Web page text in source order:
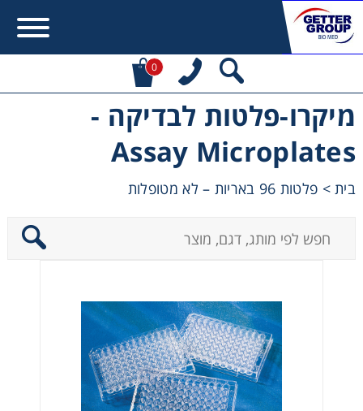
0
מיקרו-פלטות לבדיקה -
Assay Microplates
בית> פלטות 96 באריות – לא מטופלות
Error:Contact form not found.
מעונין לקבל הצעת מחיר או מידע עבור:
Concentration
Cooling
Heating